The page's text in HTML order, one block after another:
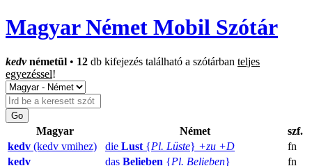
Magyar Német Mobil Szótár
kedvnémetül • 12 db kifejezés található a szótárban teljes
egyezéssel!
Magyar Német
szf.
kedv (kedv vmihez) die Lust {Pl. Lüste} +zu +D
fn
kedv
das Belieben {Pl. Belieben}
fn